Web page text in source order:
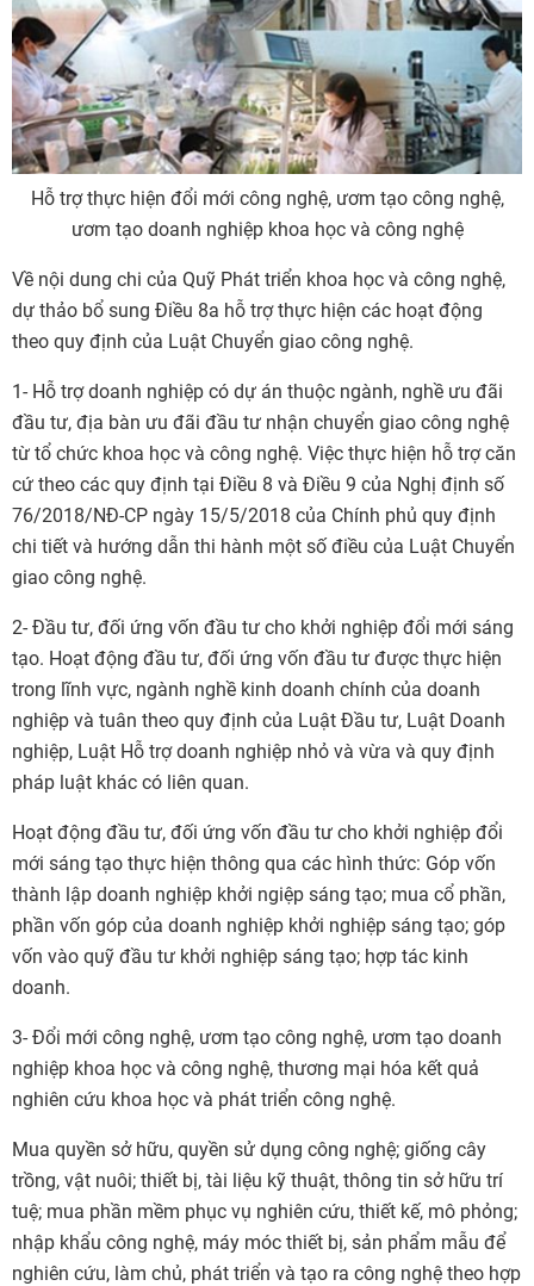
Hỗ trợ thực hiện đổi mới công nghệ, ươm tạo công nghệ,
ươm tạo doanh nghiệp khoa học và công nghệ
Về nội dung chi của Quỹ Phát triển khoa học và công nghệ,
dự thảo bổ sung Điều 8a hỗ trợ thực hiện các hoạt động
theo quy định của Luật Chuyển giao công nghệ.
1- Hỗ trợ doanh nghiệp có dự án thuộc ngành, nghề ưu đãi
đầu tư, địa bàn ưu đãi đầu tư nhận chuyển giao công nghệ
từ tổ chức khoa học và công nghệ. Việc thực hiện hỗ trợ căn
cứ theo các quy định tại Điều 8 và Điều 9 của Nghị định số
76/2018/NĐ-CP ngày 15/5/2018 của Chính phủ quy định
chi tiết và hướng dẫn thi hành một số điều của Luật Chuyển
giao công nghệ.
2- Đầu tư, đối ứng vốn đầu tư cho khởi nghiệp đổi mới sáng
tạo. Hoạt động đầu tư, đối ứng vốn đầu tư được thực hiện
trong lĩnh vực, ngành nghề kinh doanh chính của doanh
nghiệp và tuân theo quy định của Luật Đầu tư, Luật Doanh
nghiệp, Luật Hỗ trợ doanh nghiệp nhỏ và vừa và quy định
pháp luật khác có liên quan.
Hoạt động đầu tư, đối ứng vốn đầu tư cho khởi nghiệp đổi
mới sáng tạo thực hiện thông qua các hình thức: Góp vốn
thành lập doanh nghiệp khởi ngiệp sáng tạo; mua cổ phần,
phần vốn góp của doanh nghiệp khởi nghiệp sáng tạo; góp
vốn vào quỹ đầu tư khởi nghiệp sáng tạo; hợp tác kinh
doanh.
3- Đổi mới công nghệ, ươm tạo công nghệ, ươm tạo doanh
nghiệp khoa học và công nghệ, thương mại hóa kết quả
nghiên cứu khoa học và phát triển công nghệ.
Mua quyền sở hữu, quyền sử dụng công nghệ; giống cây
trồng, vật nuôi; thiết bị, tài liệu kỹ thuật, thông tin sở hữu trí
tuệ; mua phần mềm phục vụ nghiên cứu, thiết kế, mô phỏng;
nhập khẩu công nghệ, máy móc thiết bị, sản phẩm mẫu để
nghiên cứu, làm chủ, phát triển và tạo ra công nghệ theo hợp